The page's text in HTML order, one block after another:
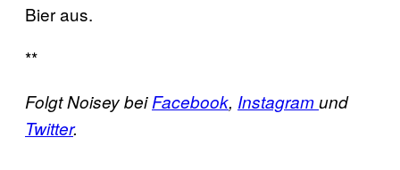
Bier aus.
**
Folgt Noisey beiFacebook, Instagramund
Twitter.